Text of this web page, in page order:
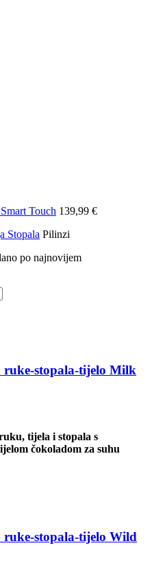
Touch 139,99 €
Stopala Pilinzi
po najnovijem
ruke-stopala-tijelo Milk
tijela i stopala s
čokoladom za suhu
ruke-stopala-tijelo Wild